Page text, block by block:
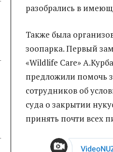
разобрались в
Также была
зоопарка. Первый
«Wildlife Care»
предложили помочь
сотрудников об
суда о закрытии
принять почти всех